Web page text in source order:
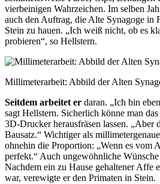
vierbeinigen Wahrzeichen. Im selben
auch den Auftrag, die Alte Synagoge in
Stein zu hauen. „Ich weiß nicht, ob es
probieren“, so Hellstern.
Millimeterarbeit: Abbild der Alten
Seitdem arbeitet er daran. „Ich bin
sagt Hellstern. Sicherlich könne man
3D-Druckerherausfräsen lassen. „Aber
Bausatz.“ Wichtiger als millimet
ohnehin die Proportion: „Wenn es vom
perfekt.“ Auch ungewöhnliche
Nachdem ein zu Hause gehaltener Affe
war, verewigte er den Primaten in Stein.